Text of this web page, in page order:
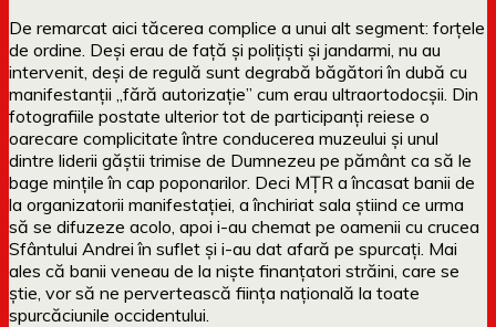
De remarcat aici tăcerea complice a unui alt segment: forțele
de ordine. Deși erau de față și polițiști și jandarmi, nu au
intervenit, deși de regulă sunt degrabă băgători în dubă cu
manifestanții „fără autorizație” cum erau ultraortodocșii. Din
fotografiile postate ulterior tot de participanți reiese o
oarecare complicitate între conducerea muzeului și unul
dintre liderii găștii trimise de Dumnezeu pe pământ ca să le
bage mințile în cap poponarilor. Deci MȚR a încasat banii de
la organizatorii manifestației, a închiriat sala știind ce urma
să se difuzeze acolo, apoi i-au chemat pe oamenii cu crucea
Sfântului Andrei în suflet și i-au dat afară pe spurcați. Mai
ales că banii veneau de la niște finanțatori străini, care se
știe, vor să ne pervertească ființa națională la toate
spurcăciunile occidentului.